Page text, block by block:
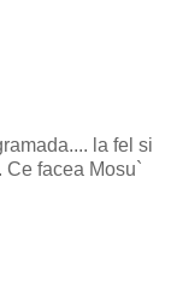
la fel si
Ce facea Mosu`